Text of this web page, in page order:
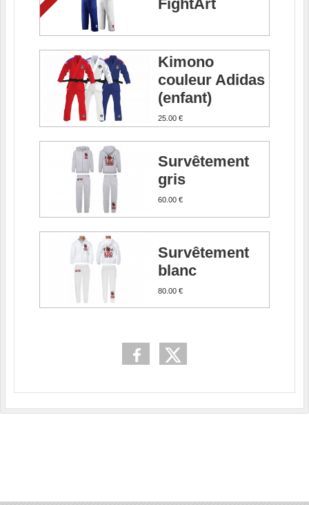
FightArt
Kimono
couleur Adidas
(enfant)
25.00 €
Survêtement
gris
60.00 €
Survêtement
blanc
80.00 €